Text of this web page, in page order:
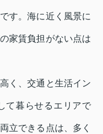
す。海に近く風景に
家賃負担がない点は
く、交通と生活イン
て暮らせるエリアで
立できる点は、多く